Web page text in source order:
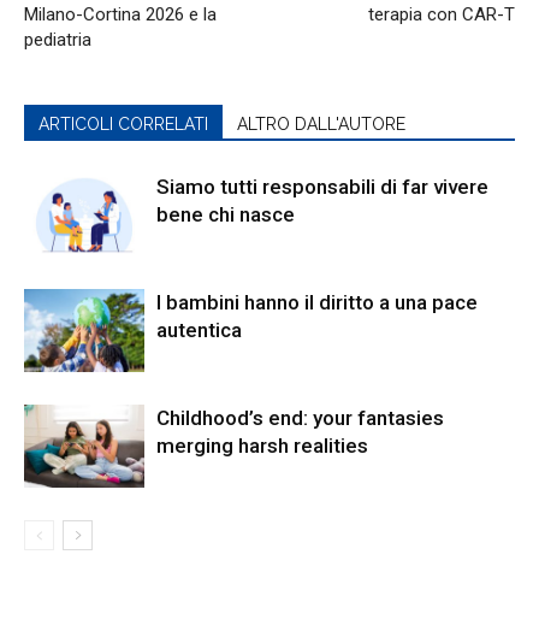
Milano-Cortina 2026 e la
pediatria
terapia con CAR-T
ARTICOLI CORRELATI ALTRO DALL'AUTORE
Siamo tutti responsabili di far vivere
bene chi nasce
I bambini hanno il diritto a una pace
autentica
Childhood’s end: your fantasies
merging harsh realities